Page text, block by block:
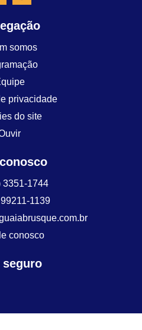
somos
privacidade
do site
3351-1744
1139
conosco
seguro